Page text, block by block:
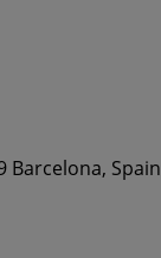
Barcelona, Spain